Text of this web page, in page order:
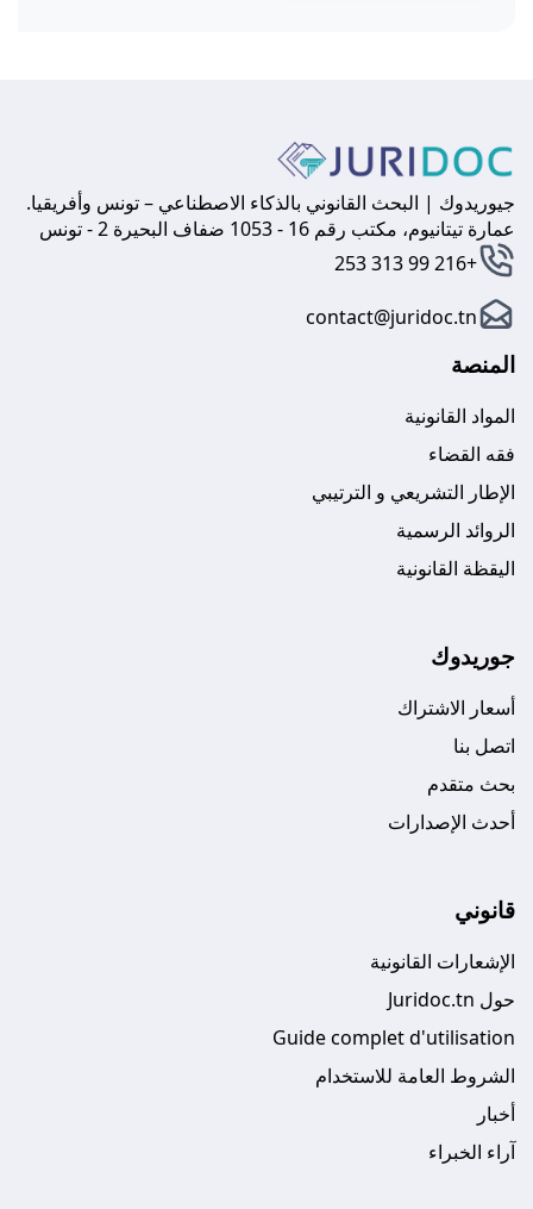
جيوريدوك | البحث القانوني بالذكاء الاصطناعي – تونس وأفريقيا.
عمارة تيتانيوم، مكتب رقم 16 - 1053 ضفاف البحيرة 2 - تونس
+216 99 313 253
contact@juridoc.tn
المنصة
المواد القانونية
فقه القضاء
الإطار التشريعي و الترتيبي
الروائد الرسمية
اليقظة القانونية
جوريدوك
أسعار الاشتراك
اتصل بنا
بحث متقدم
أحدث الإصدارات
قانوني
الإشعارات القانونية
حول Juridoc.tn
Guide complet d'utilisation
الشروط العامة للاستخدام
أخبار
آراء الخبراء